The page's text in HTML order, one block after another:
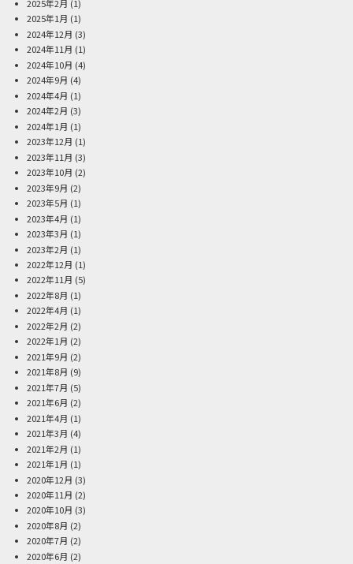
2025年2月 (1)
2025年1月 (1)
2024年12月 (3)
2024年11月 (1)
2024年10月 (4)
2024年9月 (4)
2024年4月 (1)
2024年2月 (3)
2024年1月 (1)
2023年12月 (1)
2023年11月 (3)
2023年10月 (2)
2023年9月 (2)
2023年5月 (1)
2023年4月 (1)
2023年3月 (1)
2023年2月 (1)
2022年12月 (1)
2022年11月 (5)
2022年8月 (1)
2022年4月 (1)
2022年2月 (2)
2022年1月 (2)
2021年9月 (2)
2021年8月 (9)
2021年7月 (5)
2021年6月 (2)
2021年4月 (1)
2021年3月 (4)
2021年2月 (1)
2021年1月 (1)
2020年12月 (3)
2020年11月 (2)
2020年10月 (3)
2020年8月 (2)
2020年7月 (2)
2020年6月 (2)